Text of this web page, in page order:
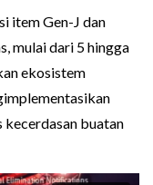
item Gen-J dan
mulai dari 5 hingga
ekosistem
buatan